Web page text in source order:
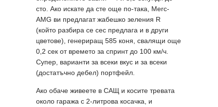
сто. Ако искате да сте още по-така, Merc-
AMG ви предлагат жабешко зеления R
(който разбира се сес предлага и в други
цветове), генериращ 585 коня, свалящи още
0,2 сек от времето за спринт до 100 км/ч.
Супер, варианти за всеки вкус и за всеки
(достатъчно дебел) портфейл.
Ако обаче живеете в САЩ и косите тревата
около гаража с 2-литрова косачка, и